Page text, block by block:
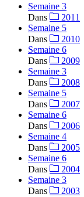
Semaine 3
Dans
2011
Semaine 5
Dans
2010
Semaine 6
Dans
2009
Semaine 3
Dans
2008
Semaine 5
Dans
2007
Semaine 6
Dans
2006
Semaine 4
Dans
2005
Semaine 6
Dans
2004
Semaine 3
Dans
2003